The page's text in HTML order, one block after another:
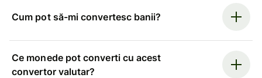
Cum pot să-mi convertesc banii?
Ce monede pot converti cu acest
convertor valutar?